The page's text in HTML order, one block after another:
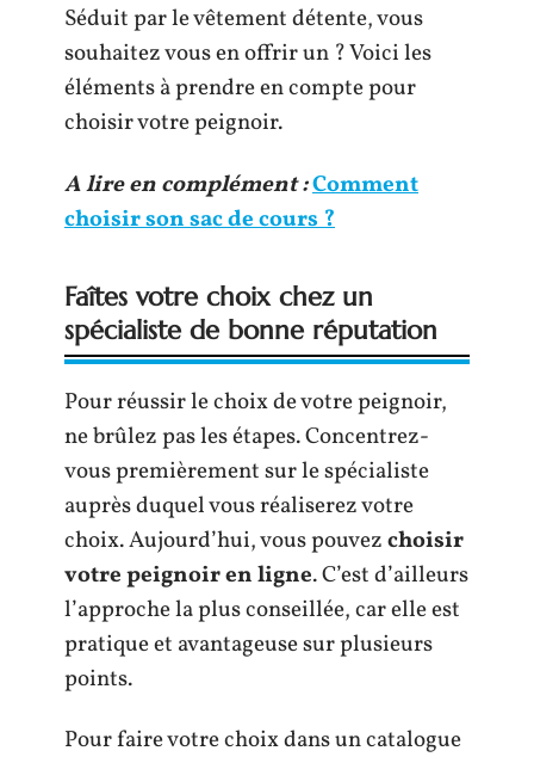
Séduit par le vêtement détente, vous
souhaitez vous en offrir un ? Voici les
éléments à prendre en compte pour
choisir votre peignoir.
A lire en complément :Comment
choisir son sac de cours ?
Faîtes votre choix chez un
spécialiste de bonne réputation
Pour réussir le choix de votre peignoir,
ne brûlez pas les étapes. Concentrez-
vous premièrement sur le spécialiste
auprès duquel vous réaliserez votre
choix. Aujourd’hui, vous pouvezchoisir
votre peignoir en ligne. C’est d’ailleurs
l’approche la plus conseillée, car elle est
pratique et avantageuse sur plusieurs
points.
Pour faire votre choix dans un catalogue